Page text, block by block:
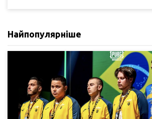
Найпопулярніше